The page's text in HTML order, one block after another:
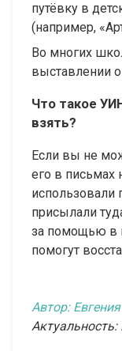
путёвку в
(например,
Во многих
выставлении
Что такое
взять?
Если вы не
его в письмах
использовали
присылали
за помощью в
помогут
Автор: